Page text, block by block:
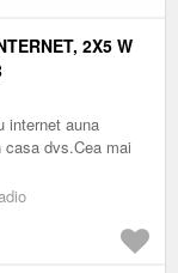
2X5 W
internet auna
dvs.Cea mai